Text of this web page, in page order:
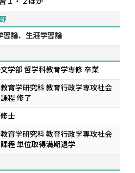
習論、生涯学習論
学部 哲学科教育学専修 卒業
育学研究科 教育行政学専攻社会
程 修了
士
育学研究科 教育行政学専攻社会
程 単位取得満期退学